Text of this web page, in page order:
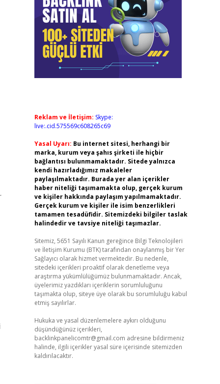
Reklam ve İletişim: Skype:
live:.cid.575569c608265c69
Yasal Uyarı: Bu internet sitesi, herhangi bir
marka, kurum veya şahıs şirketi ile hiçbir
bağlantısı bulunmamaktadır. Sitede yalnızca
kendi hazırladığımız makaleler
paylaşılmaktadır. Burada yer alan içerikler
haber niteliği taşımamakta olup, gerçek kurum
ve kişiler hakkında paylaşım yapılmamaktadır.
Gerçek kurum ve kişiler ile isim benzerlikleri
tamamen tesadüfidir. Sitemizdeki bilgiler taslak
halindedir ve tavsiye niteliği taşımazlar.
Sitemiz, 5651 Sayılı Kanun gereğince Bilgi Teknolojileri
ve İletişim Kurumu (BTK) tarafından onaylanmış bir Yer
Sağlayıcı olarak hizmet vermektedir. Bu nedenle,
sitedeki içerikleri proaktif olarak denetleme veya
araştırma yükümlülüğümüz bulunmamaktadır. Ancak,
üyelerimiz yazdıkları içeriklerin sorumluluğunu
taşımakta olup, siteye üye olarak bu sorumluluğu kabul
etmiş sayılırlar.
Hukuka ve yasal düzenlemelere aykırı olduğunu
düşündüğünüz içerikleri,
backlinkpanelicomtr@gmail.com adresine bildirmeniz
halinde, ilgili içerikler yasal süre içerisinde sitemizden
kaldırılacaktır.